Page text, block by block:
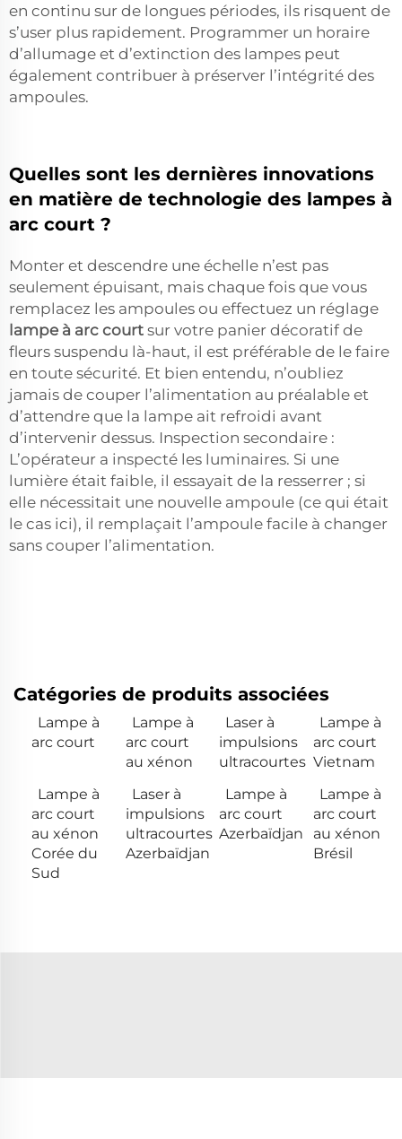
en continu sur de longues périodes, ils risquent de
s’user plus rapidement. Programmer un horaire
d’allumage et d’extinction des lampes peut
également contribuer à préserver l’intégrité des
ampoules.
Quelles sont les dernières innovations
en matière de technologie des lampes à
arc court ?
Monter et descendre une échelle n’est pas
seulement épuisant, mais chaque fois que vous
remplacez les ampoules ou effectuez un réglage
lampe à arc court sur votre panier décoratif de
fleurs suspendu là-haut, il est préférable de le faire
en toute sécurité. Et bien entendu, n’oubliez
jamais de couper l’alimentation au préalable et
d’attendre que la lampe ait refroidi avant
d’intervenir dessus. Inspection secondaire :
L’opérateur a inspecté les luminaires. Si une
lumière était faible, il essayait de la resserrer ; si
elle nécessitait une nouvelle ampoule (ce qui était
le cas ici), il remplaçait l’ampoule facile à changer
sans couper l’alimentation.
Catégories de produits associées
Lampe à
arc court
Lampe à
arc court
au xénon
Laser à
impulsions
ultracourtes
Lampe à
arc court
Vietnam
Lampe à
arc court
au xénon
Corée du
Sud
Laser à
impulsions
ultracourtes
Azerbaïdjan
Lampe à
arc court
Azerbaïdjan
Lampe à
arc court
au xénon
Brésil